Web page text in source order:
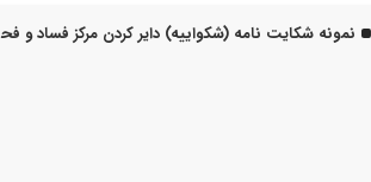
نمونه شکایت نامه (شکواییه) دایر کردن مرکز فساد و فحشا در ملک مورد اجاره